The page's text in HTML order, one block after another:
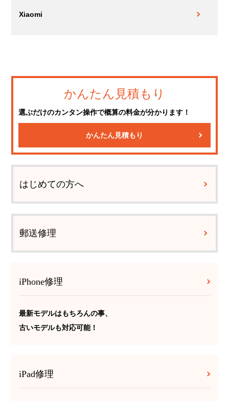
Xiaomi
かんたん見積もり
選ぶだけのカンタン操作で概算の料金が分かります！
かんたん見積もり
はじめての方へ
郵送修理
iPhone修理
最新モデルはもちろんの事、
古いモデルも対応可能！
iPad修理